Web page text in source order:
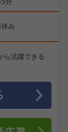
5分
休み
ら活躍できる